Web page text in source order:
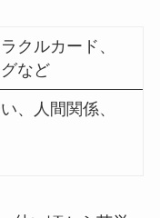
クルカード、
など
、人間関係、